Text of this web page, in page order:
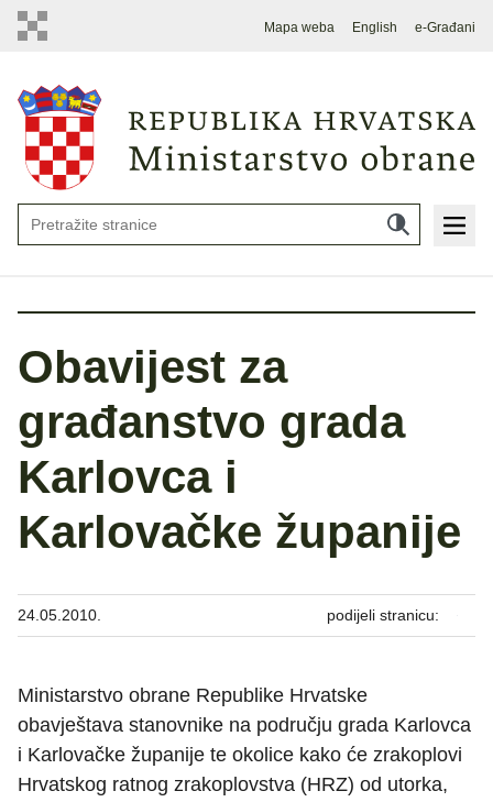
Mapa weba English e-Građani
Obavijest za
građanstvo grada
Karlovca i
Karlovačke županije
24.05.2010. podijeli stranicu:
Ministarstvo obrane Republike Hrvatske
obavještava stanovnike na području grada Karlovca
i Karlovačke županije te okolice kako će zrakoplovi
Hrvatskog ratnog zrakoplovstva (HRZ) od utorka,